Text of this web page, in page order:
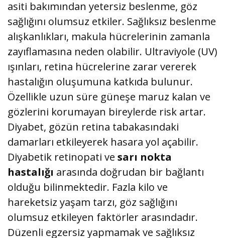
asiti bakımından yetersiz beslenme, göz
sağlığını olumsuz etkiler. Sağlıksız beslenme
alışkanlıkları, makula hücrelerinin zamanla
zayıflamasına neden olabilir. Ultraviyole (UV)
ışınları, retina hücrelerine zarar vererek
hastalığın oluşumuna katkıda bulunur.
Özellikle uzun süre güneşe maruz kalan ve
gözlerini korumayan bireylerde risk artar.
Diyabet, gözün retina tabakasındaki
damarları etkileyerek hasara yol açabilir.
Diyabetik retinopati ve sarı nokta
hastalığı arasında doğrudan bir bağlantı
olduğu bilinmektedir. Fazla kilo ve
hareketsiz yaşam tarzı, göz sağlığını
olumsuz etkileyen faktörler arasındadır.
Düzenli egzersiz yapmamak ve sağlıksız